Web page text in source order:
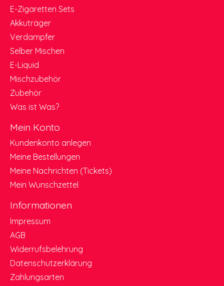
E-Zigaretten Sets
Akkuträger
Verdampfer
Selber Mischen
E-Liquid
Mischzubehör
Zubehör
Was ist Was?
Mein Konto
Kundenkonto anlegen
Meine Bestellungen
Meine Nachrichten (Tickets)
Mein Wunschzettel
Informationen
Impressum
AGB
Widerrufsbelehrung
Datenschutzerklärung
Zahlungsarten